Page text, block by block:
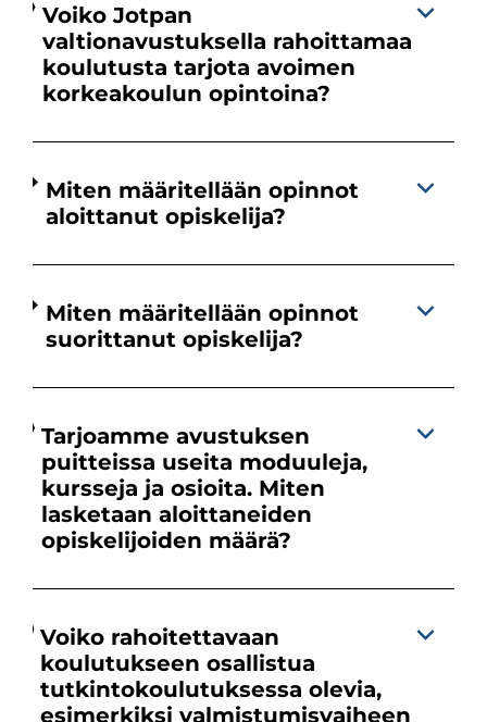
Voiko Jotpan
valtionavustuksella rahoittamaa
koulutusta tarjota avoimen
korkeakoulun opintoina?
Miten määritellään opinnot
aloittanut opiskelija?
Miten määritellään opinnot
suorittanut opiskelija?
Tarjoamme avustuksen
puitteissa useita moduuleja,
kursseja ja osioita. Miten
lasketaan aloittaneiden
opiskelijoiden määrä?
Voiko rahoitettavaan
koulutukseen osallistua
tutkintokoulutuksessa olevia,
esimerkiksi valmistumisvaiheen